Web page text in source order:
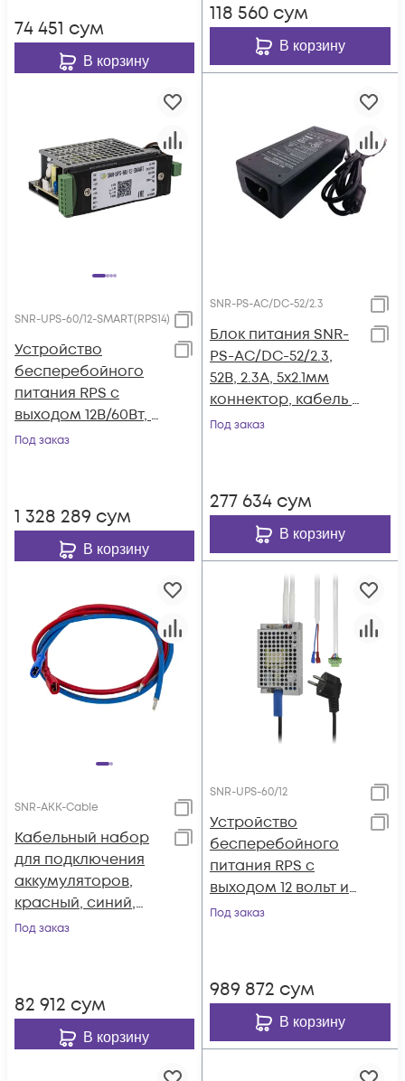
74 451 сум
В корзину
118 560 сум
В корзину
SNR-UPS-60/12-SMART(RPS14)
Устройство
бесперебойного
питания RPS с
выходом 12В/60Вт, с
функцией
Под заказ
1 328 289 сум
В корзину
SNR-PS-AC/DC-52/2.3
Блок питания SNR-
PS-AC/DC-52/2.3,
52В, 2.3А, 5x2.1мм
коннектор, кабель с
вилкой для подкл. к
Под заказ
277 634 сум
В корзину
SNR-AKK-Cable
Кабельный набор
для подключения
аккумуляторов,
красный, синий,
0.5м, с
Под заказ
82 912 сум
В корзину
SNR-UPS-60/12
Устройство
бесперебойного
питания RPS с
выходом 12 вольт и
функцией зарядки,
Под заказ
989 872 сум
В корзину